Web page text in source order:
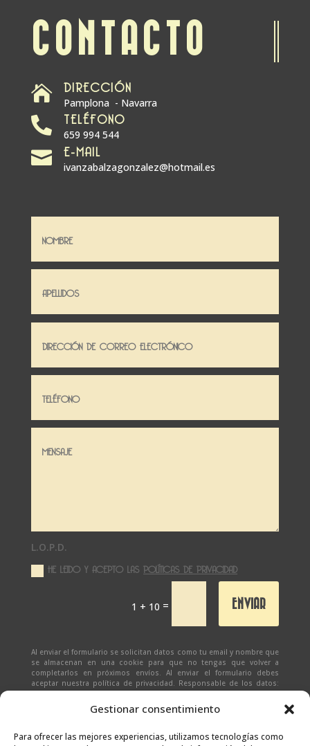
Gestionar consentimiento
Para ofrecer las mejores experiencias, utilizamos tecnologías como
CONTACTO
 DIRECCIÓN
Pamplona - Navarra
 TELÉFONO
659 994 544
 E-MAIL
ivanzabalzagonzalez@hotmail.es
L.O.P.D.
HE LEIDO Y ACEPTO LASPOLÍTICAS DE PRIVACIDAD
1 + 10 = ENVIAR
Al enviar el formulario se solicitan datos como tu email y nombre que
se almacenan en una cookie para que no tengas que volver a
completarlos en próximos envíos. Al enviar el formulario debes
aceptar nuestra política de privacidad. Responsable de los datos:
Ivan Zabalza | Finalidad: responder a solicitudes del formulario |
Legitimación: Tu consentimiento expreso | Destinatario:
(datos almacenados sólo en cliente email) | Derechos: Tienes
y olvido de tus datos.